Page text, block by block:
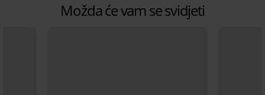
Možda će vam se svidjeti